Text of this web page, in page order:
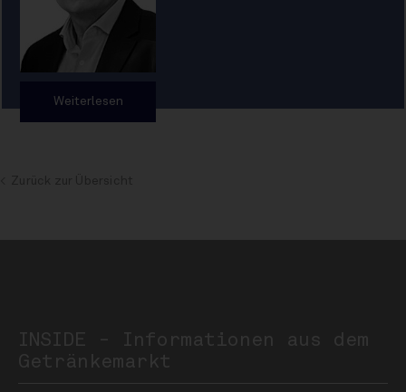
Weiterlesen
INSIDE - Informationen aus dem
Getränkemarkt